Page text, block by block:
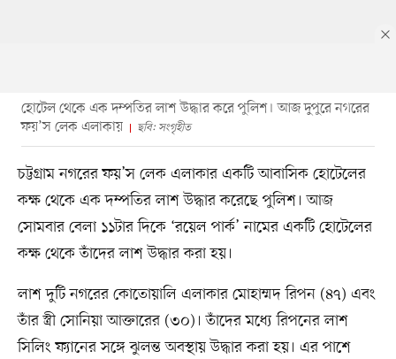
হোটেল থেকে এক দম্পতির লাশ উদ্ধার করে পুলিশ। আজ দুপুরে নগরের
ফয়’স লেক এলাকায়
ছবি: সংগৃহীত
চট্টগ্রাম নগরের ফয়’স লেক এলাকার একটি আবাসিক হোটেলের
কক্ষ থেকে এক দম্পতির লাশ উদ্ধার করেছে পুলিশ। আজ
সোমবার বেলা ১১টার দিকে ‘রয়েল পার্ক’ নামের একটি হোটেলের
কক্ষ থেকে তাঁদের লাশ উদ্ধার করা হয়।
লাশ দুটি নগরের কোতোয়ালি এলাকার মোহাম্মদ রিপন (৪৭) এবং
তাঁর স্ত্রী সোনিয়া আক্তারের (৩০)। তাঁদের মধ্যে রিপনের লাশ
সিলিং ফ্যানের সঙ্গে ঝুলন্ত অবস্থায় উদ্ধার করা হয়। এর পাশে